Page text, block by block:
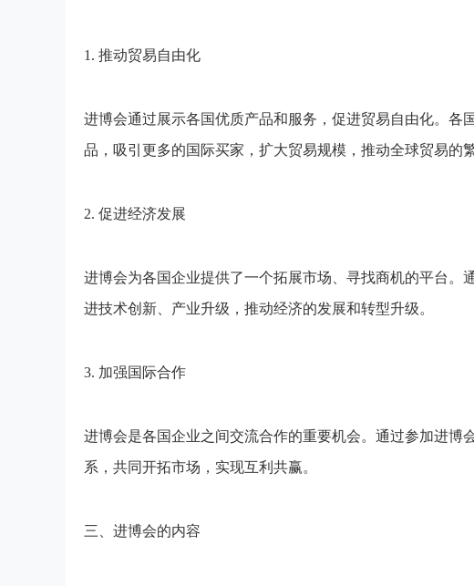
1. 推动贸易自由化
进博会通过展示各国优质产品和服务，促进贸易自由化。各
品，吸引更多的国际买家，扩大贸易规模，推动全球贸易的繁
2. 促进经济发展
进博会为各国企业提供了一个拓展市场、寻找商机的平台。
进技术创新、产业升级，推动经济的发展和转型升级。
3. 加强国际合作
进博会是各国企业之间交流合作的重要机会。通过参加进博
系，共同开拓市场，实现互利共赢。
三、进博会的内容